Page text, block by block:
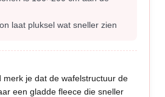
laat pluksel wat sneller zien
merk je dat de wafelstructuur de
een gladde fleece die sneller